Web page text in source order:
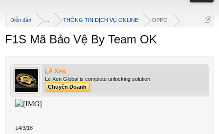
Diễn đàn THÔNG TIN DỊCH VỤ ONLINE OPPO
F1S Mã Bảo Vệ By Team OK
Lê Xen
Le Xen Global is complete unlocking solution
Chuyên Doanh
14/3/18